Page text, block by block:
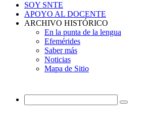
SOY SNTE
APOYO AL DOCENTE
ARCHIVO HISTÓRICO
En la punta de la lengua
Efemérides
Saber más
Noticias
Mapa de Sitio